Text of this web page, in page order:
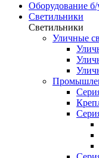
Оборудование б/
Светильники
Светильники
Уличные